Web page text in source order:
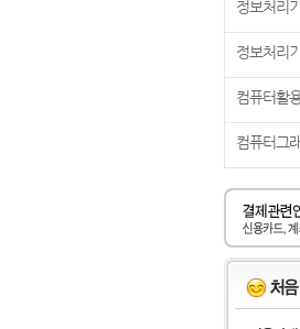
정보처리
정보처리
컴퓨터활
컴퓨터그